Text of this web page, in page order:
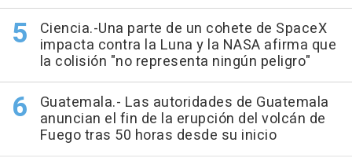
Ciencia.-Una parte de un cohete de SpaceX
impacta contra la Luna y la NASA afirma que
la colisión "no representa ningún peligro"
Guatemala.- Las autoridades de Guatemala
anuncian el fin de la erupción del volcán de
Fuego tras 50 horas desde su inicio